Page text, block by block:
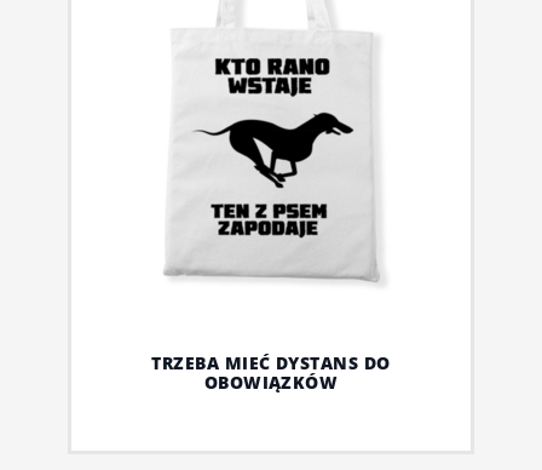
TRZEBA MIEĆ DYSTANS DO
OBOWIĄZKÓW